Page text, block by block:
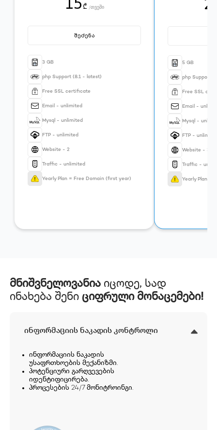
15 ₾ /თვეში
შეძენა
3 GB
php Support (8.1 - latest)
Free SSL certificate
Email - unlimited
Mysql - unlimited
FTP - unlimited
Website - 2
Traffic - unlimited
Yearly Plan = Free Domain (first year)
5 GB
php Support
Free SSL
Email -
Mysql -
FTP -
Website - 3
Traffic -
Yearly Plan =
მნიშვნელოვანია იცოდე, სად
ინახება შენი ციფრული მონაცემები!
ინფორმაციის ნაკადის კონტროლი
ინფორმაციის ნაკადის
უსაფრთხოების მექანიზმი.
პოტენციური გარღვევების
იდენტიფიცირება.
პროცესების 24/7 მონიტროინგი.